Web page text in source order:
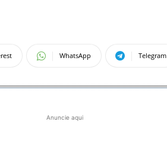
WhatsApp Telegram
Anuncie aqui